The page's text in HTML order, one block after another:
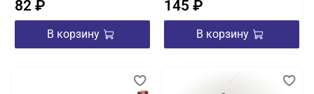
82 ₽
В корзину
145 ₽
В корзину